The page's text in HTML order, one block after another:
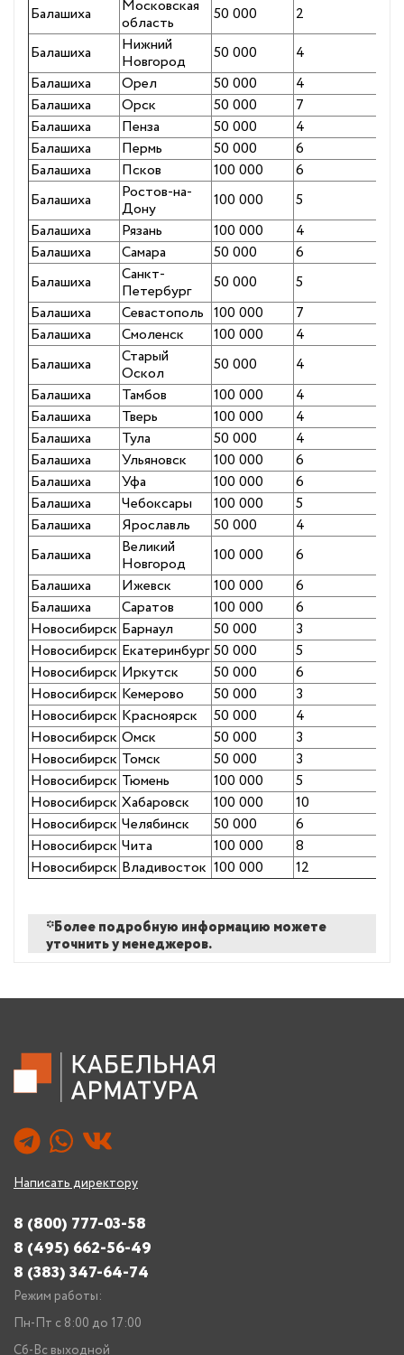
Балашиха
Московская
область
50 000
2
Балашиха
Нижний
Новгород
50 000
4
Балашиха
Орел 50 000
4
Балашиха
Орск 50 000
7
Балашиха
Пенза 50 000
4
Балашиха
Пермь 50 000
6
Балашиха
Псков 100 000
6
Балашиха
Ростов-на-
Дону
100 000
5
Балашиха
Рязань 100 000
4
Балашиха
Самара 50 000
6
Балашиха
Санкт-
Петербург
50 000
5
Балашиха
Севастополь 100 000
7
Балашиха
Смоленск 100 000
4
Балашиха
Старый
Оскол
50 000
4
Балашиха
Тамбов 100 000
4
Балашиха
Тверь 100 000
4
Балашиха
Тула 50 000
4
Балашиха
Ульяновск 100 000
6
Балашиха
Уфа 100 000
6
Балашиха
Чебоксары 100 000
5
Балашиха
Ярославль 50 000
4
Балашиха
Великий
Новгород
100 000
6
Балашиха
Ижевск 100 000
6
Балашиха
Саратов 100 000
6
Новосибирск Барнаул 50 000
3
Новосибирск Екатеринбург 50 000
5
Новосибирск Иркутск 50 000
6
Новосибирск Кемерово 50 000
3
Новосибирск Красноярск 50 000
4
Новосибирск Омск 50 000
3
Новосибирск Томск 50 000
3
Новосибирск Тюмень 100 000
5
Новосибирск Хабаровск 100 000
10
Новосибирск Челябинск 50 000
6
Новосибирск Чита 100 000
8
Новосибирск Владивосток 100 000 12
*Более подробную информацию можете
уточнить у менеджеров.
Написать директору
8 (800) 777-03-58
8 (495) 662-56-49
8 (383) 347-64-74
Режим работы:
Пн-Пт с 8:00 до 17:00
Сб-Вс выходной